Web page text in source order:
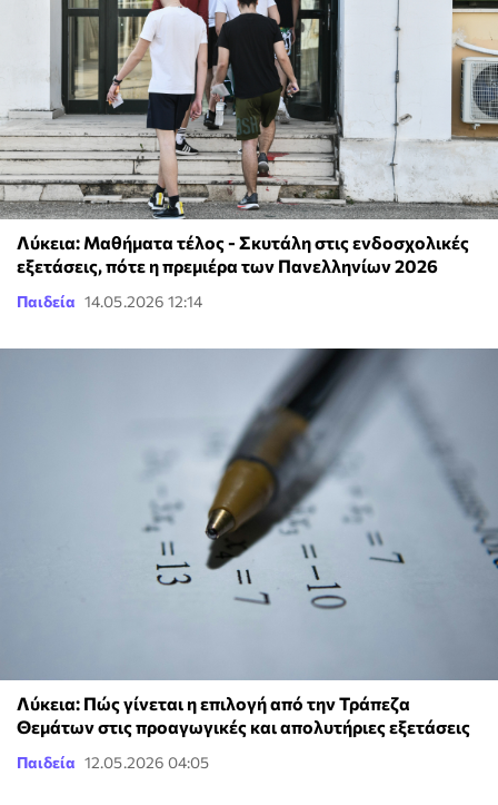
Λύκεια: Μαθήματα τέλος - Σκυτάλη στις ενδοσχολικές
εξετάσεις, πότε η πρεμιέρα των Πανελληνίων 2026
Παιδεία 14.05.2026 12:14
Λύκεια: Πώς γίνεται η επιλογή από την Τράπεζα
Θεμάτων στις προαγωγικές και απολυτήριες εξετάσεις
Παιδεία 12.05.2026 04:05